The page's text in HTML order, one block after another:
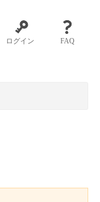
ログイン FAQ